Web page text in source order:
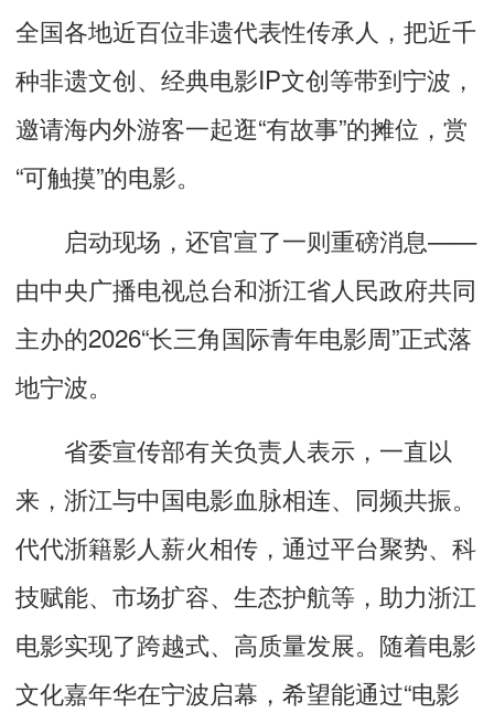
全国各地近百位非遗代表性传承人，把近千
种非遗文创、经典电影IP文创等带到宁波，
邀请海内外游客一起逛“有故事”的摊位，赏
“可触摸”的电影。
启动现场，还官宣了一则重磅消息——
由中央广播电视总台和浙江省人民政府共同
主办的2026“长三角国际青年电影周”正式落
地宁波。
省委宣传部有关负责人表示，一直以
来，浙江与中国电影血脉相连、同频共振。
代代浙籍影人薪火相传，通过平台聚势、科
技赋能、市场扩容、生态护航等，助力浙江
电影实现了跨越式、高质量发展。随着电影
文化嘉年华在宁波启幕，希望能通过“电影